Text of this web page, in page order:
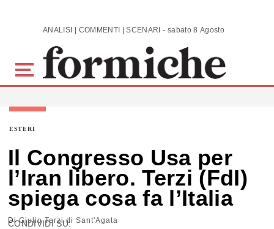
Skip to main content ANALISI | COMMENTI | SCENARI - sabato 8 Agosto 2026
ESTERI
Il Congresso Usa per
l’Iran libero. Terzi (FdI)
spiega cosa fa l’Italia
DiGiulio Terzi di Sant'Agata
CONDIVIDI SU: